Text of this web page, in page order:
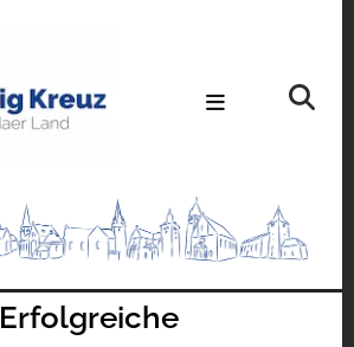
Erfolgreiche